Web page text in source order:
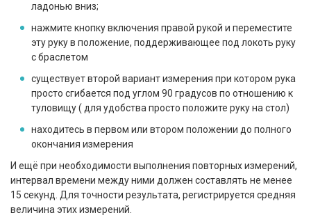
ладонью вниз;
нажмите кнопку включения правой рукой и переместите
эту руку в положение, поддерживающее под локоть руку
с браслетом
существует второй вариант измерения при котором рука
просто сгибается под углом 90 градусов по отношению к
туловищу ( для удобства просто положите руку на стол)
находитесь в первом или втором положении до полного
окончания измерения
И ещё при необходимости выполнения повторных измерений,
интервал времени между ними должен составлять не менее
15 секунд. Для точности результата, регистрируется средняя
величина этих измерений.